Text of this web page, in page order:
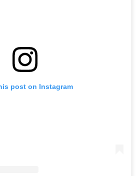
post on Instagram